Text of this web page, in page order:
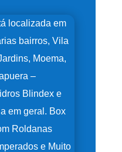
localizada em
bairros, Vila
Moema,
–
Blindex e
em geral. Box
Roldanas
e Muito